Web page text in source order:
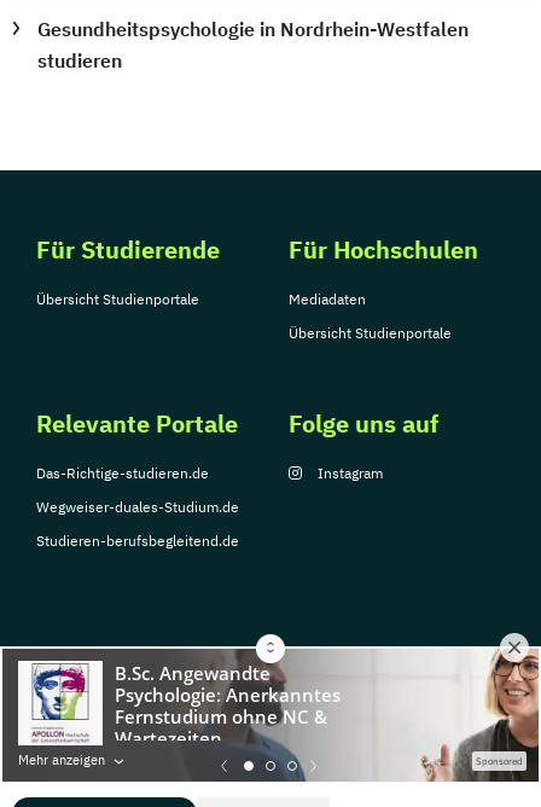
Mehr anzeigen Sponsored
Gesundheitspsychologie in Nordrhein-Westfalen
studieren
Für Studierende
Übersicht Studienportale
Für Hochschulen
Mediadaten
Übersicht Studienportale
Relevante Portale
Das-Richtige-studieren.de
Wegweiser-duales-Studium.de
Studieren-berufsbegleitend.de
Folge uns auf
Instagram
© Copyright 2026, TarGroup Media GmbH
Impressum
Datenschutzerklärung